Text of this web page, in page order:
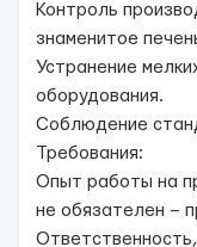
Контроль
знаменитое
Устранение
оборудования.
Соблюдение
Требования:
Опыт работы на
не обязателен –